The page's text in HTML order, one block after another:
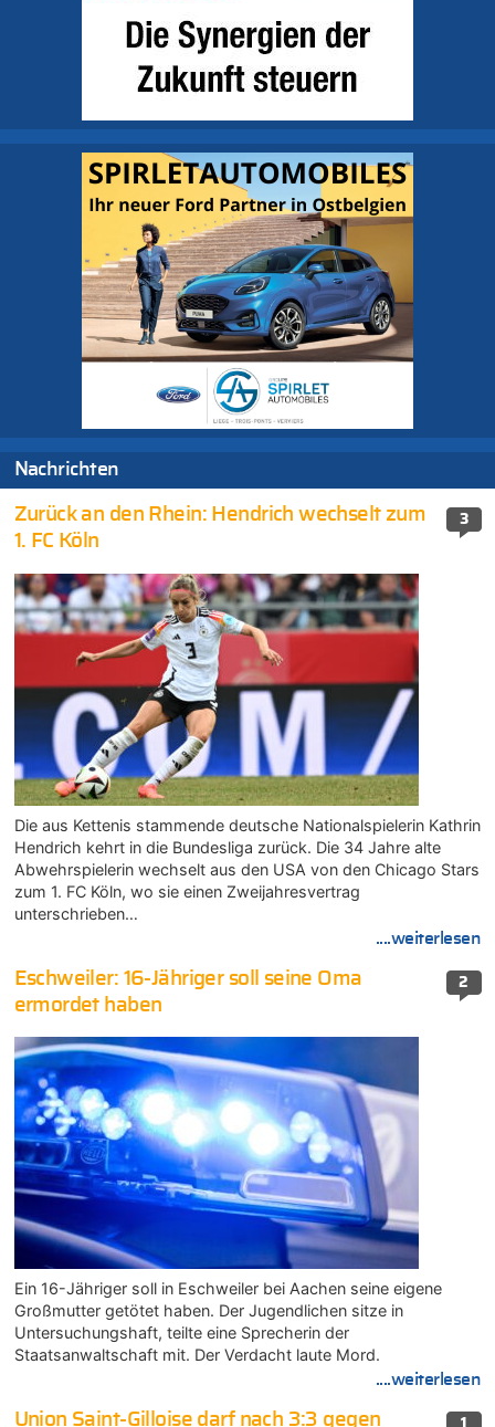
Nachrichten
3
Zurück an den Rhein: Hendrich wechselt zum
1. FC Köln
Die aus Kettenis stammende deutsche Nationalspielerin Kathrin
Hendrich kehrt in die Bundesliga zurück. Die 34 Jahre alte
Abwehrspielerin wechselt aus den USA von den Chicago Stars
zum 1. FC Köln, wo sie einen Zweijahresvertrag
unterschrieben…
....weiterlesen
2
Eschweiler: 16-Jähriger soll seine Oma
ermordet haben
Ein 16-Jähriger soll in Eschweiler bei Aachen seine eigene
Großmutter getötet haben. Der Jugendlichen sitze in
Untersuchungshaft, teilte eine Sprecherin der
Staatsanwaltschaft mit. Der Verdacht laute Mord.
....weiterlesen
1
Union Saint-Gilloise darf nach 3:3 gegen